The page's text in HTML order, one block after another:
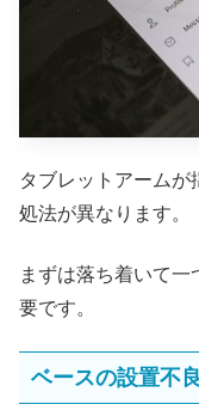
タブレットアーム
処法が異なります。
まずは落ち着いて
要です。
ベースの設置不良